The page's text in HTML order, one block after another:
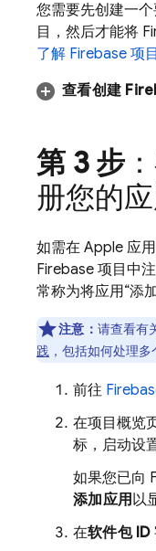
您需要先创建一
目，然后才能将
了解 Firebase 项目
查看创建
第 3 步
册您的
如需在 Apple 应
Firebase 项目中
常称为将应用“添
注意： 请查看有
践 ，包括如何处理多
前往
在项目概览
标，启动设
如果您已向
添加应用以
在软件包 ID